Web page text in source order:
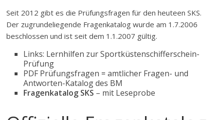
Seit 2012 gibt es die Prüfungsfragen für den heuteen SKS.
Der zugrundeliegende Fragenkatalog wurde am 1.7.2006
beschlossen und ist seit dem 1.1.2007 gültig.
Links: Lernhilfen zur Sportküstenschifferschein-
Prüfung
PDF Prüfungsfragen = amtlicher Fragen- und
Antworten-Katalog des BM
Fragenkatalog SKS – mit Leseprobe